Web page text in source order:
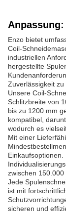
Anpassung:
Enzo bietet
Coil-
industriellen
hergestellte
Zuverlässigkeit zu
Unsere Coil-
Schlitzbreite von
bis zu 1200 mm
kompatibel,
wodurch es
Mit einer
zwischen 150.000
Jede
ist mit
sicheren und